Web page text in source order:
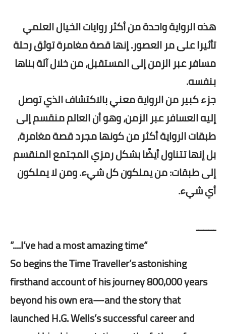
هذه الرواية واحدة من أكثر روايات الخيال العلمي
تأثيرا على مر العصور. إنها قصة مغامرة توثق رحلة
مسافر عبر الزمن إلى المستقبل، من خلال آلة بناها
بنفسه.
جزء كبير من الرواية معني بالاكتشاف الذي توصل
إليه العسافر عبر الزمن، وهو أن العالم منقسم إلى
طبقات الرواية أكثر من كونها مجرد قصة مغامرة،
بل إنها تتناول أيضًا بشكل رمزي المجتمع المنقسم
إلى طبقات: من يملكون كل شيء. ومن لا يملكون
أي شيء.
ــــــــ
“I’ve had a most amazing time....”
So begins the Time Traveller’s astonishing
firsthand account of his journey 800,000 years
beyond his own era—and the story that
launched H.G. Wells’s successful career and